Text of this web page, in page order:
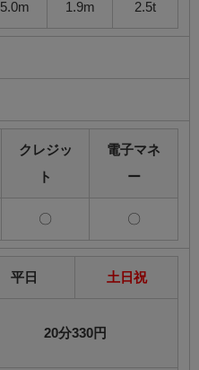
5.0m 1.9m 2.5t
クレジッ
ト
電子マネ
ー
〇 〇
平日 土日祝
20分330円